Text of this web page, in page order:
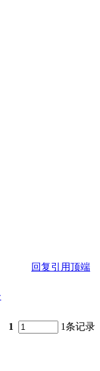
回复引用顶端
1 1条记录